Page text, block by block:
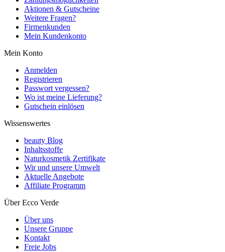
Aktionen & Gutscheine
Weitere Fragen?
Firmenkunden
Mein Kundenkonto
Mein Konto
Anmelden
Registrieren
Passwort vergessen?
Wo ist meine Lieferung?
Gutschein einlösen
Wissenswertes
beauty Blog
Inhaltsstoffe
Naturkosmetik Zertifikate
Wir und unsere Umwelt
Aktuelle Angebote
Affiliate Programm
Über Ecco Verde
Über uns
Unsere Gruppe
Kontakt
Freie Jobs